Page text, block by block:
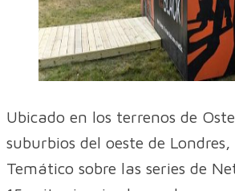
Ubicado en los terrenos de
suburbios del oeste de
Temático sobre las series de